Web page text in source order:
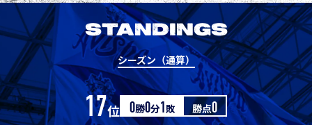
STANDINGS
シーズン（通算）
17位 0勝0分1敗 勝点0
10 川崎Ｆ 1 0 1 0
12 浦和 0 0 0 1 -1
横浜FM 0 0 1 -1
14 水戸 0 0 1 -1